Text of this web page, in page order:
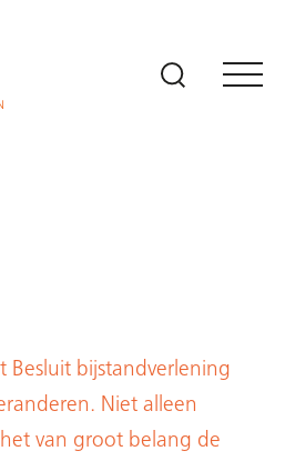
Besluit bijstandverlening
Niet alleen
van groot belang de